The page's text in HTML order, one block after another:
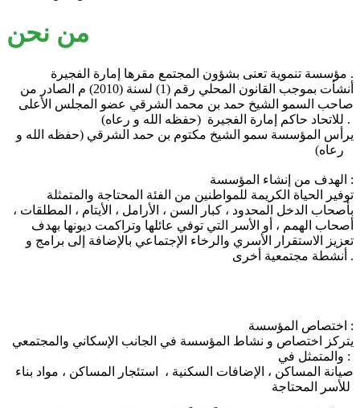
من نحن
مؤسسة تنموية تعنى بشؤون المجتمع مقرها إمارة الفجيرة .
أنشأت بموجب القانون المحلي رقم (1) لسنة (2010) م الصادر من
صاحب السمو الشيخ حمد بن محمد الشرقي عضو المجلس الأعلى
للاتحاد حاكم إمارة الفجيرة (حفظه الله و رعاه) .
يرأس المؤسسة سمو الشيخ مكتوم بن حمد الشرقي (حفظه الله و
الهدف من إنشاء المؤسسة :
توفير الحياة الكريمة للمواطنين من الفئة المحتاجة والمتمثلة
بأصحاب الدخل المحدود ، كبار السن ، الأرامل ، الأيتام ، المطلقات ،
أصحاب الهمم ، أو الأسر التي توفي عائلها وتراكمت ديونها بهدف
تعزيز الاستقرار الأسري والرخاء الإجتماعي بالإضافة إلى برامج و
أنشطة مجتمعية أخرى .
اختصاص المؤسسة :
يتركز اختصاص و نشاط المؤسسة في الجانب الإسكاني والمجتمعي
والمتمثل في :
صيانة المساكن ، الإضافات السكنية ، استئجار المساكن ، مواد بناء